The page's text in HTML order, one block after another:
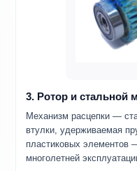
3. Ротор и стальной
Механизм расцепки —
втулки, удерживаемая
пластиковых элементов
многолетней